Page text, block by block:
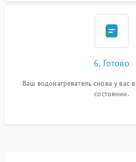
6. Готово
Ваш водонагреватель снова у вас
состоянии.